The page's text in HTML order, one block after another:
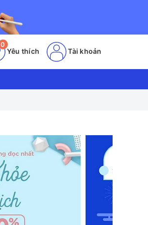
Yêu thích
0
Tài khoản